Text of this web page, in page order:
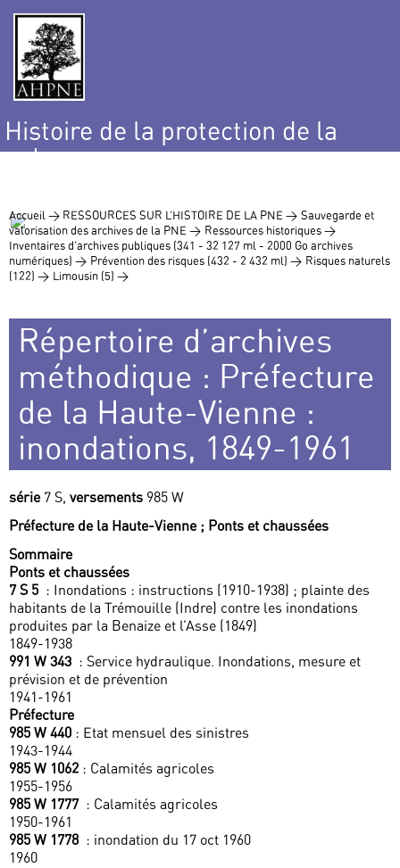
Histoire de la protection de la
nature
Accueil > RESSOURCES SUR L’HISTOIRE DE LA PNE > Sauvegarde et
valorisation des archives de la PNE > Ressources historiques >
Inventaires d’archives publiques (341 - 32 127 ml - 2000 Go archives
numériques) > Prévention des risques (432 - 2 432 ml) > Risques naturels
(122) > Limousin (5) >
Répertoire d’archives
méthodique : Préfecture
de la Haute-Vienne :
inondations, 1849-1961
série 7 S, versements 985 W
Préfecture de la Haute-Vienne ; Ponts et chaussées
Sommaire
Ponts et chaussées
7 S 5 : Inondations : instructions (1910-1938) ; plainte des
habitants de la Trémouille (Indre) contre les inondations
produites par la Benaize et l’Asse (1849)
1849-1938
991 W 343 : Service hydraulique. Inondations, mesure et
prévision et de prévention
1941-1961
Préfecture
985 W 440 : Etat mensuel des sinistres
1943-1944
985 W 1062 : Calamités agricoles
1955-1956
985 W 1777 : Calamités agricoles
1950-1961
985 W 1778 : inondation du 17 oct 1960
1960